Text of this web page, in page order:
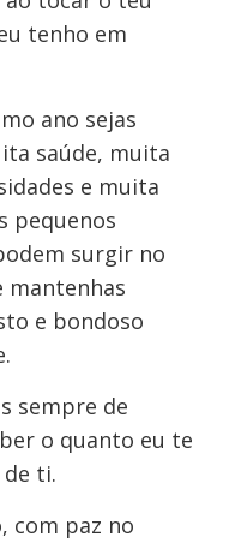
tenho em
ano sejas
saúde, muita
e muita
pequenos
surgir no
mantenhas
e bondoso
sempre de
o quanto eu te
ti.
com paz no